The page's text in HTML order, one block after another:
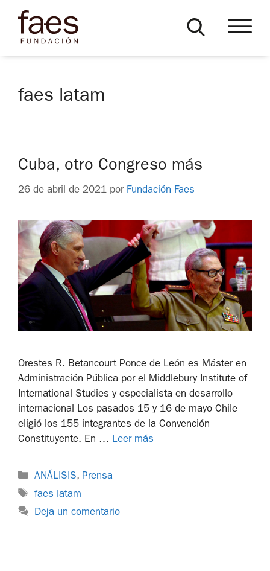
faes latam
Cuba, otro Congreso más
26 de abril de 2021 por Fundación Faes
Orestes R. Betancourt Ponce de León es Máster en
Administración Pública por el Middlebury Institute of
International Studies y especialista en desarrollo
internacional Los pasados 15 y 16 de mayo Chile
eligió los 155 integrantes de la Convención
Constituyente. En … Leer más
ANÁLISIS, Prensa
faes latam
Deja un comentario